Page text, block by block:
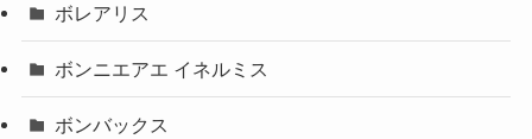
ボレアリス
ボンニエアエ イネルミス
ボンバックス